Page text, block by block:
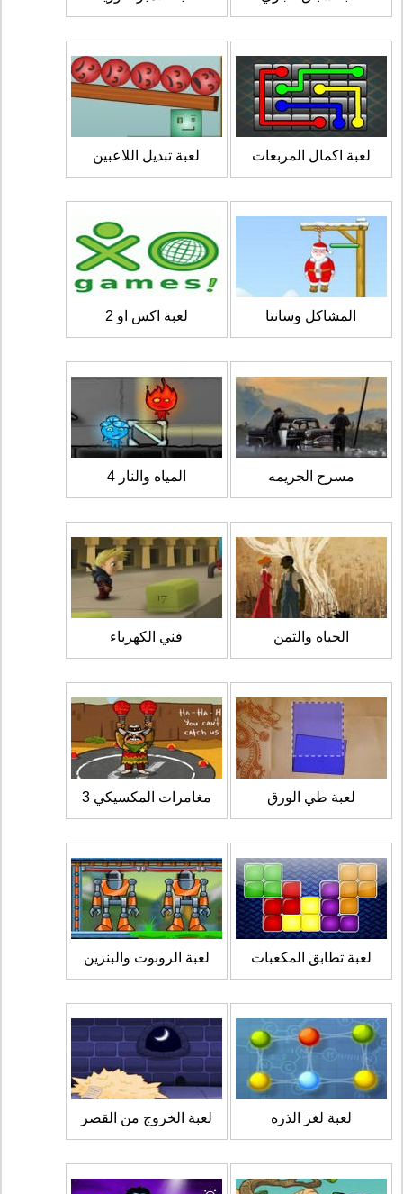
لعبة اكمال المربعات لعبة تبديل اللاعبين
المشاكل وسانتا لعبة اكس او 2
مسرح الجريمه المياه والنار 4
الحياه والثمن فني الكهرباء
لعبة طي الورق مغامرات المكسيكي 3
لعبة تطابق المكعبات لعبة الروبوت والبنزين
لعبة لغز الذره لعبة الخروج من القصر